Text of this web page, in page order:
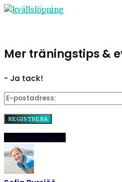
Mer träningstips &
- Ja tack!
DelaPinnaE-post